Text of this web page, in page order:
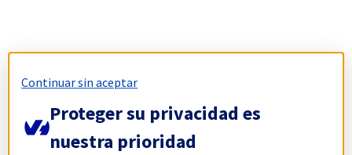
Continuar sin aceptar
Proteger su privacidad es
nuestra prioridad